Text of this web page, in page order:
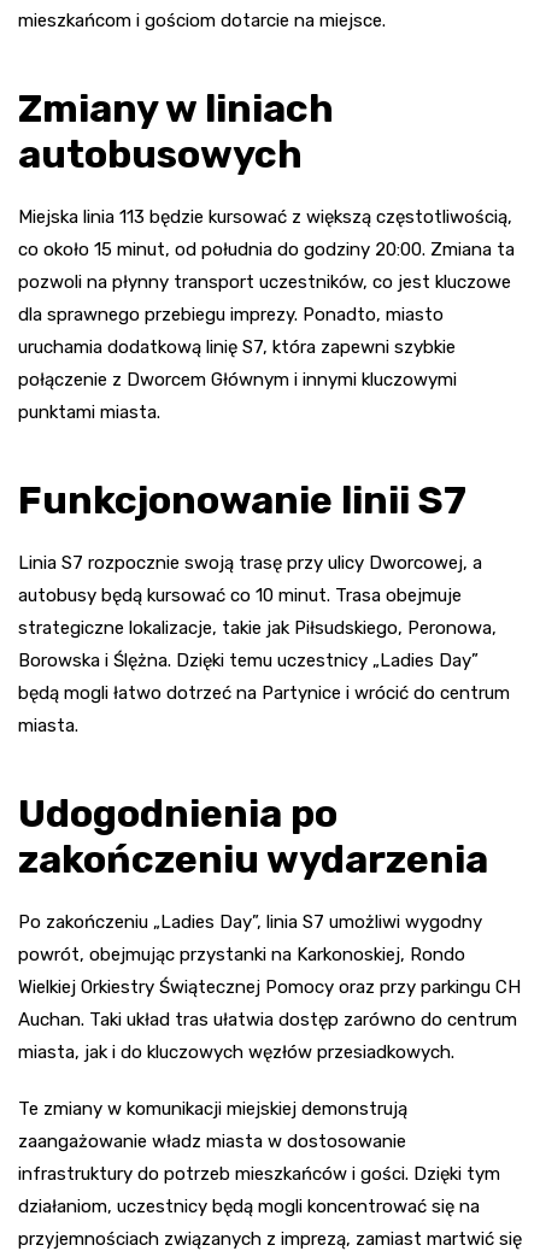
mieszkańcom i gościom dotarcie na miejsce.
Zmiany w liniach
autobusowych
Miejska linia 113 będzie kursować z większą częstotliwością,
co około 15 minut, od południa do godziny 20:00. Zmiana ta
pozwoli na płynny transport uczestników, co jest kluczowe
dla sprawnego przebiegu imprezy. Ponadto, miasto
uruchamia dodatkową linię S7, która zapewni szybkie
połączenie z Dworcem Głównym i innymi kluczowymi
punktami miasta.
Funkcjonowanie linii S7
Linia S7 rozpocznie swoją trasę przy ulicy Dworcowej, a
autobusy będą kursować co 10 minut. Trasa obejmuje
strategiczne lokalizacje, takie jak Piłsudskiego, Peronowa,
Borowska i Ślężna. Dzięki temu uczestnicy „Ladies Day”
będą mogli łatwo dotrzeć na Partynice i wrócić do centrum
miasta.
Udogodnienia po
zakończeniu wydarzenia
Po zakończeniu „Ladies Day”, linia S7 umożliwi wygodny
powrót, obejmując przystanki na Karkonoskiej, Rondo
Wielkiej Orkiestry Świątecznej Pomocy oraz przy parkingu CH
Auchan. Taki układ tras ułatwia dostęp zarówno do centrum
miasta, jak i do kluczowych węzłów przesiadkowych.
Te zmiany w komunikacji miejskiej demonstrują
zaangażowanie władz miasta w dostosowanie
infrastruktury do potrzeb mieszkańców i gości. Dzięki tym
działaniom, uczestnicy będą mogli koncentrować się na
przyjemnościach związanych z imprezą, zamiast martwić się